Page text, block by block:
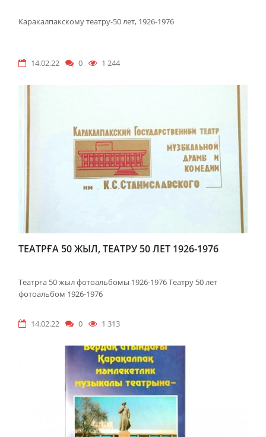
Каракалпакскому театру-50 лет, 1926-1976
14.02.22 0 1 244
ТЕАТРҒА 50 ЖЫЛ, ТЕАТРУ 50 ЛЕТ 1926-1976
Театрға 50 жыл фотоальбомы 1926-1976 Театру 50 лет
фотоальбом 1926-1976
14.02.22 0 1 313